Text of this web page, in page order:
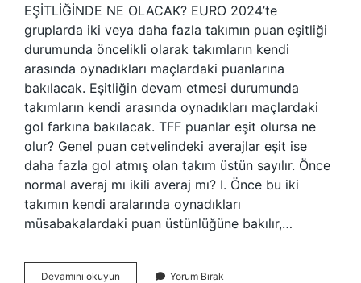
EŞİTLİĞİNDE NE OLACAK? EURO 2024’te
gruplarda iki veya daha fazla takımın puan eşitliği
durumunda öncelikli olarak takımların kendi
arasında oynadıkları maçlardaki puanlarına
bakılacak. Eşitliğin devam etmesi durumunda
takımların kendi arasında oynadıkları maçlardaki
gol farkına bakılacak. TFF puanlar eşit olursa ne
olur? Genel puan cetvelindeki averajlar eşit ise
daha fazla gol atmış olan takım üstün sayılır. Önce
normal averaj mı ikili averaj mı? I. Önce bu iki
takımın kendi aralarında oynadıkları
müsabakalardaki puan üstünlüğüne bakılır,…
Devamını okuyun Yorum Bırak